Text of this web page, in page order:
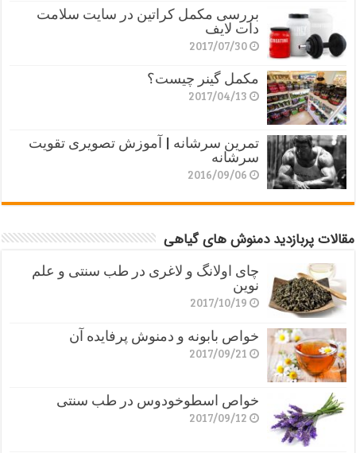
بررسی مکمل کراتین در سایت سلامت
دات لایف
2017/07/30
مکمل گینر چیست؟
2017/04/13
تمرین سرشانه | آموزش تصویری تقویت
سرشانه
2016/09/06
مقالات پربازدید دمنوش های گیاهی
چای اولانگ و لاغری در طب سنتی و علم
نوین
2017/10/19
خواص بابونه و دمنوش پرفایده آن
2017/09/21
خواص اسطوخودوس در طب سنتی
2017/09/12